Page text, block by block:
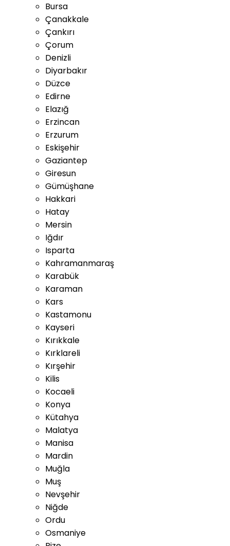
Bursa
Çanakkale
Çankırı
Çorum
Denizli
Diyarbakır
Düzce
Edirne
Elazığ
Erzincan
Erzurum
Eskişehir
Gaziantep
Giresun
Gümüşhane
Hakkari
Hatay
Mersin
Iğdır
Isparta
Kahramanmaraş
Karabük
Karaman
Kars
Kastamonu
Kayseri
Kırıkkale
Kırklareli
Kırşehir
Kilis
Kocaeli
Konya
Kütahya
Malatya
Manisa
Mardin
Muğla
Muş
Nevşehir
Niğde
Ordu
Osmaniye